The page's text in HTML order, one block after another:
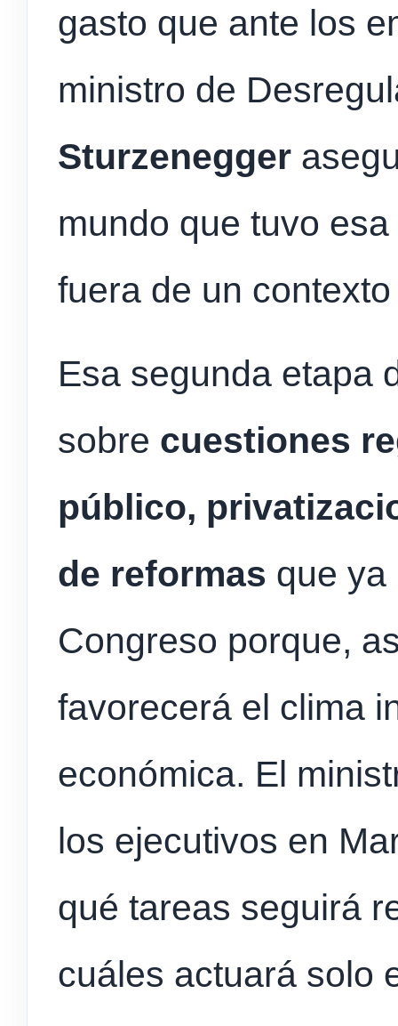
gasto que ante los
ministro de
Sturzenegger
mundo que tuvo
fuera de un
Esa segunda etapa
sobre cuestiones
público,
de reformas que ya
Congreso porque,
favorecerá el clima
económica. El
los ejecutivos en
qué tareas seguirá
cuáles actuará solo